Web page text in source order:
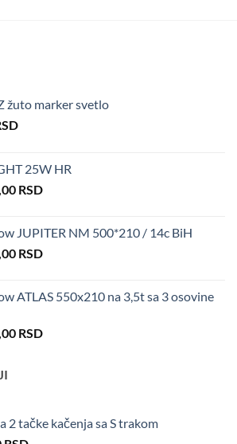
žuto marker svetlo
25W HR
RSD
JUPITER NM 500*210 / 14c BiH
RSD
ATLAS 550x210 na 3,5t sa 3 osovine
RSD
2 tačke kačenja sa S trakom